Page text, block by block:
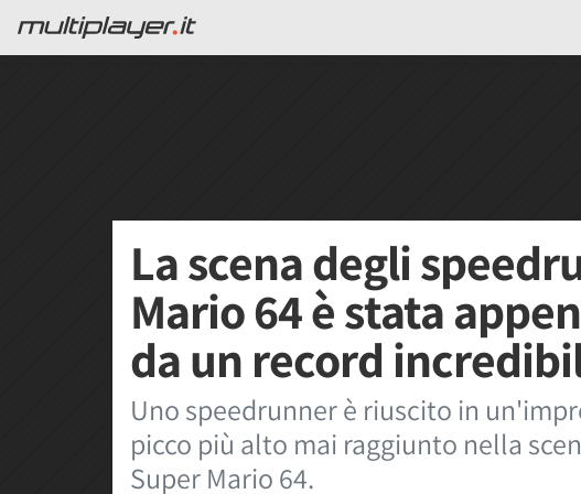
La scena degli
Mario 64 è stata
da un record
Uno speedrunner è riuscito in
picco più alto mai raggiunto nella
Super Mario 64.